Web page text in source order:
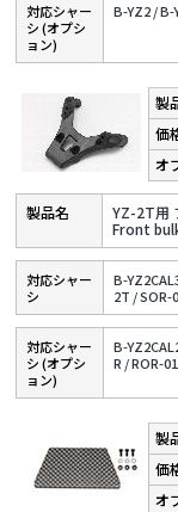
対応シャー
シ (オプシ
ョン)
B-YZ2 /B-
YZ-2T用
Front
対応シャー
シ
B-
2T /SOR-
対応シャー
シ (オプシ
ョン)
B-
R /ROR-